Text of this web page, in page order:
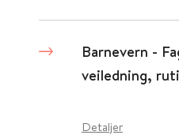
Barnevern -
veiledning,
Detaljer